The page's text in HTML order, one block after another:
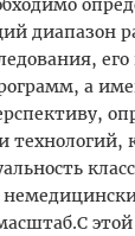
диапазон
а
технологий,